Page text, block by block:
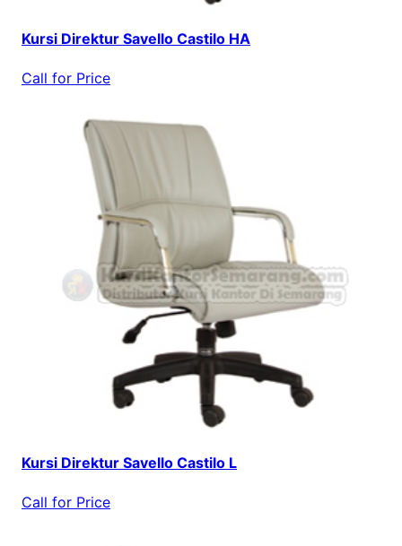
Kursi Direktur Savello Castilo HA
Call for Price
Kursi Direktur Savello Castilo L
Call for Price